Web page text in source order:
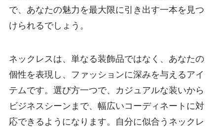
で、あなたの魅力を最大限に引き出す一本を見つ
けられるでしょう。
ネックレスは、単なる装飾品ではなく、あなたの
個性を表現し、ファッションに深みを与えるアイ
テムです。選び方一つで、カジュアルな装いから
ビジネスシーンまで、幅広いコーディネートに対
応できるようになります。自分に似合うネックレ